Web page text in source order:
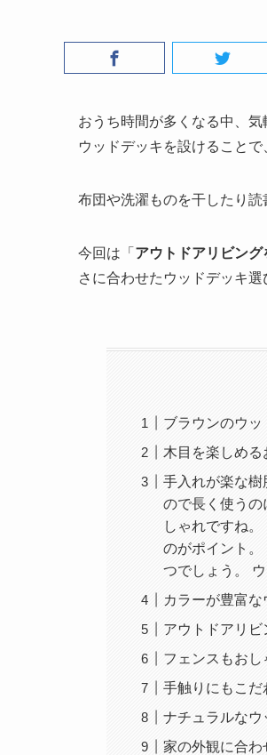
おうち時間が多くなる中、
ウッドデッキを設けること
布団や洗濯ものを干したり
今回は「 アウトドアリビン
さに合わせたウッドデッキ選
ブラウンのウ
木目を楽しめ
手入れが楽な
ので長く使う
しゃれですね
のがポイント
つでしょう。
カラーが豊富
アウトドアリ
フェンスもおし
手触りにもこだ
ナチュラルなウ
家の外観に合